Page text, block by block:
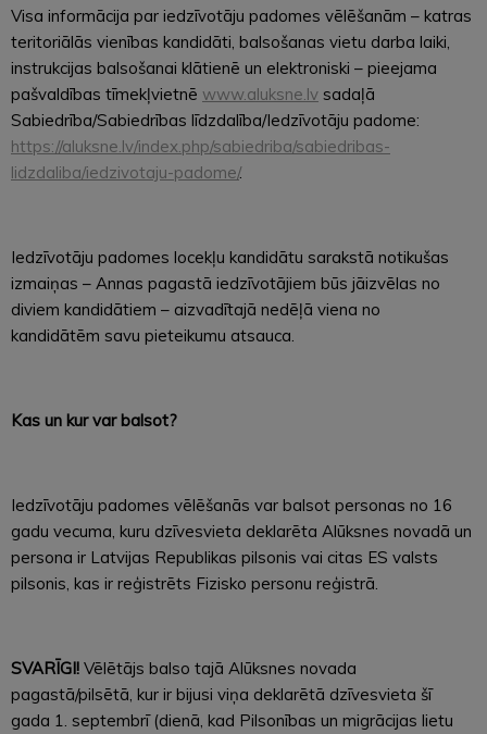
Visa informācija par iedzīvotāju padomes vēlēšanām – katras
teritoriālās vienības kandidāti, balsošanas vietu darba laiki,
instrukcijas balsošanai klātienē un elektroniski – pieejama
pašvaldības tīmekļvietnē www.aluksne.lv sadaļā
Sabiedrība/Sabiedrības līdzdalība/Iedzīvotāju padome:
https://aluksne.lv/index.php/sabiedriba/sabiedribas-
lidzdaliba/iedzivotaju-padome/.
Iedzīvotāju padomes locekļu kandidātu sarakstā notikušas
izmaiņas – Annas pagastā iedzīvotājiem būs jāizvēlas no
diviem kandidātiem – aizvadītajā nedēļā viena no
kandidātēm savu pieteikumu atsauca.
Kas un kur var balsot?
Iedzīvotāju padomes vēlēšanās var balsot personas no 16
gadu vecuma, kuru dzīvesvieta deklarēta Alūksnes novadā un
persona ir Latvijas Republikas pilsonis vai citas ES valsts
pilsonis, kas ir reģistrēts Fizisko personu reģistrā.
SVARĪGI! Vēlētājs balso tajā Alūksnes novada
pagastā/pilsētā, kur ir bijusi viņa deklarētā dzīvesvieta šī
gada 1. septembrī (dienā, kad Pilsonības un migrācijas lietu